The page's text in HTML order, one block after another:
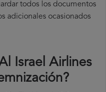
todos los documentos
adicionales ocasionados
Israel Airlines